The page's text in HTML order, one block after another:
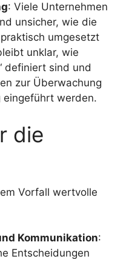
: Viele Unternehmen
unsicher, wie die
umgesetzt
unklar, wie
definiert sind und
zur Überwachung
eingeführt werden.
die
Vorfall wertvolle
Kommunikation:
Entscheidungen